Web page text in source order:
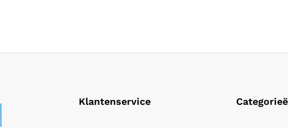
Klantenservice